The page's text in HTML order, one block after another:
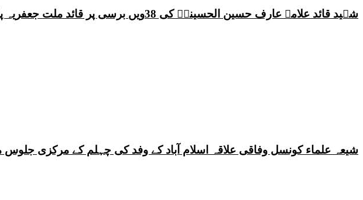
شہید قائد علامہ عارف حسین الحسینیؒ کی 38ویں برسی پر قائد ملت جعفریہ پاکستان علامہ ساجد علی نقوی کا اہم پیغام
شیعہ علماء کونسل وفاقی علاقہ اسلام آباد کے وفد کی چہلم کے مرکزی